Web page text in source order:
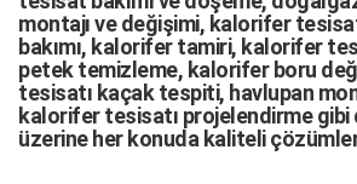
montajıve değişimi, kalorifer
bakımı, kalorifer tamiri, kalorifer
petek temizleme, kalorifer boru
tesisatı kaçak tespiti, havlupan
kalorifer tesisatı projelendirme gibi
üzerine her konuda kaliteli